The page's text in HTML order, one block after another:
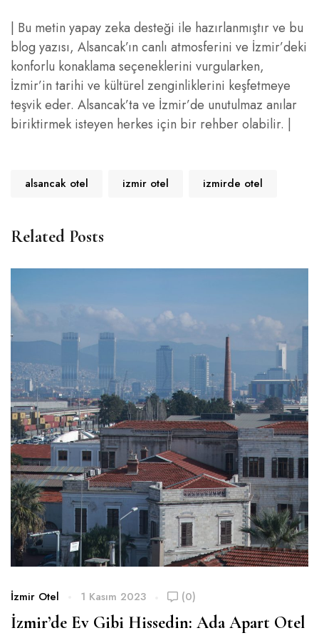
| Bu metin yapay zeka desteği ile hazırlanmıştır ve bu
blog yazısı, Alsancak’ın canlı atmosferini ve İzmir’deki
konforlu konaklama seçeneklerini vurgularken,
İzmir’in tarihi ve kültürel zenginliklerini keşfetmeye
teşvik eder. Alsancak’ta ve İzmir’de unutulmaz anılar
biriktirmek isteyen herkes için bir rehber olabilir. |
alsancak otel izmir otel izmirde otel
Related Posts
İzmir Otel 1 Kasım 2023 (0)
İzmir’de Ev Gibi Hissedin: Ada Apart Otel